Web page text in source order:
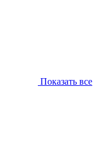
Показать все